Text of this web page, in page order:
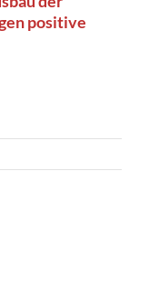
positive